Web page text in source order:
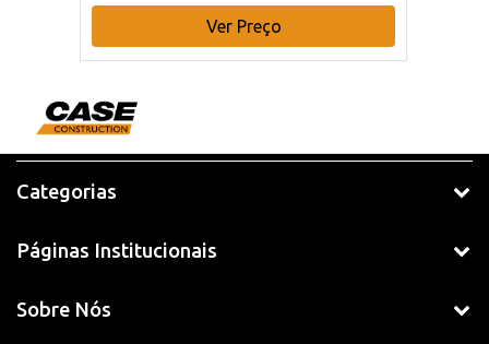
Ver Preço
Categorias
Páginas Institucionais
Sobre Nós